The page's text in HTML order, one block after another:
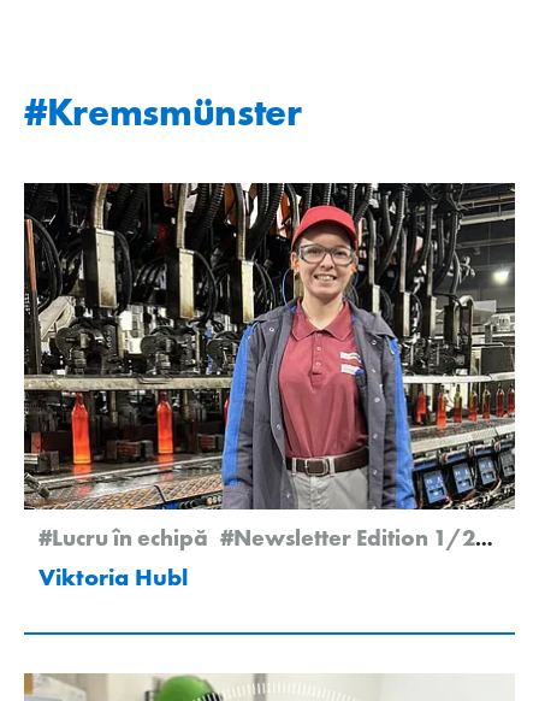
#Kremsmünster
#Lucru în echipă #Newsletter Edition 1/2026
Viktoria Hubl